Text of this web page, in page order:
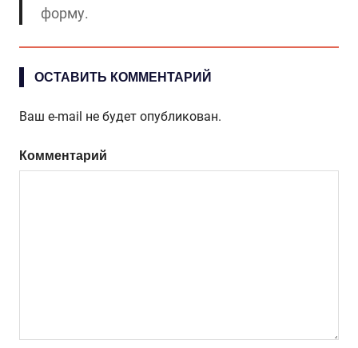
форму.
ОСТАВИТЬ КОММЕНТАРИЙ
Ваш e-mail не будет опубликован.
Комментарий